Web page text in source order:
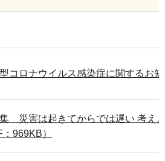
コロナウイルス感染症に関するお
災害は起きてからでは遅い 考え
：969KB）